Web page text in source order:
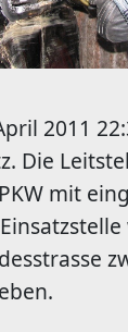
2011
Die
mit